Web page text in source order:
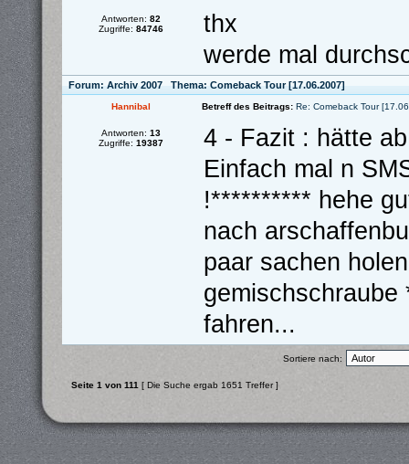
Antworten: 82
Zugriffe: 84746
thx
werde mal
Forum: Archiv 2007 Thema: Comeback Tour [17.06.2007]
Hannibal Betreff des Beitrags: Re: Comeback Tour
Antworten: 13
Zugriffe: 19387
4 - Fazit : hätte
Einfach mal n
!********** hehe
nach
paar sachen
fahren...
Sortiere nach:
Seite 1 von 111 [ Die Suche ergab 1651 Treffer ]